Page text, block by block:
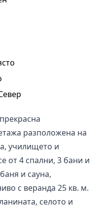
разположена на
училището и
от 4 спални, 3 бани и
и сауна,
с веранда 25 кв. м.
селото и